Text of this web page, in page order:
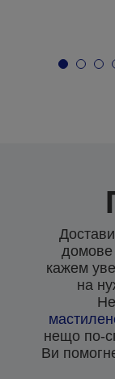
кажем
на
нещо по-
Ви